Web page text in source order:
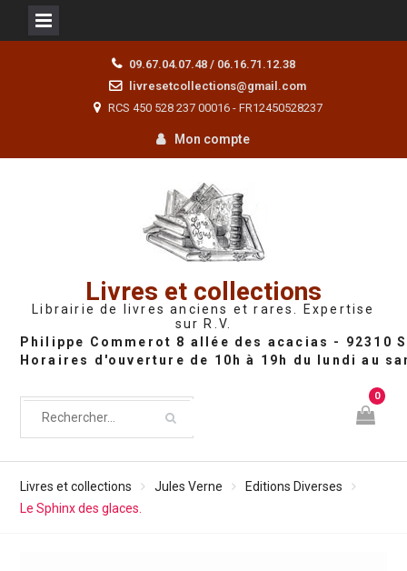
09.67.04.07.48 / 06.16.71.12.38
livresetcollections@gmail.com
RCS 450 528 237 00016 - FR12450528237
Mon compte
Livres et collections
Librairie de livres anciens et rares. Expertise
sur R.V.
0
Livres et collections Jules Verne
Editions Diverses
Le Sphinx des glaces.